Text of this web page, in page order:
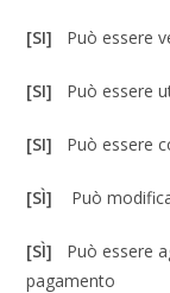
[SI] Può essere
[SI] Può essere
[SI] Può essere
[SÌ] Può
[SÌ] Può essere
pagamento